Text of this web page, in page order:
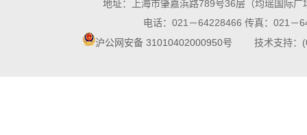
地址：上海市肇嘉浜路789号36层（均瑶国际广
电话：021－64228466 传真：021－
沪公网安备 31010402000950号 技术支持：